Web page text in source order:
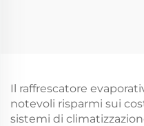
distanza IP44
Il raffrescatore
notevoli risparmi sui
sistemi di